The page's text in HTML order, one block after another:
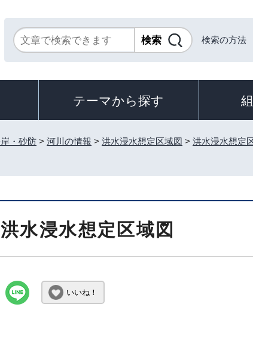
検索の方法
テーマから探す
・砂防 > 河川の情報 > 洪水浸水想定区域図 > 洪水浸水想定
水浸水想定区域図
いいね！